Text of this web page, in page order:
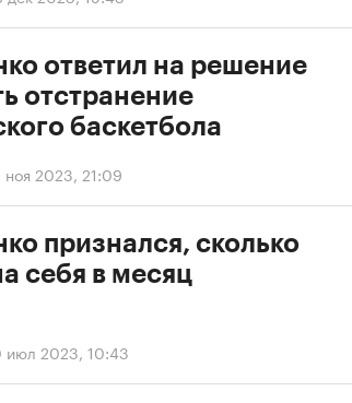
ноя 2023, 21:09
ответил на решение
отстранение
баскетбола
июл 2023, 10:43
признался, сколько
себя в месяц